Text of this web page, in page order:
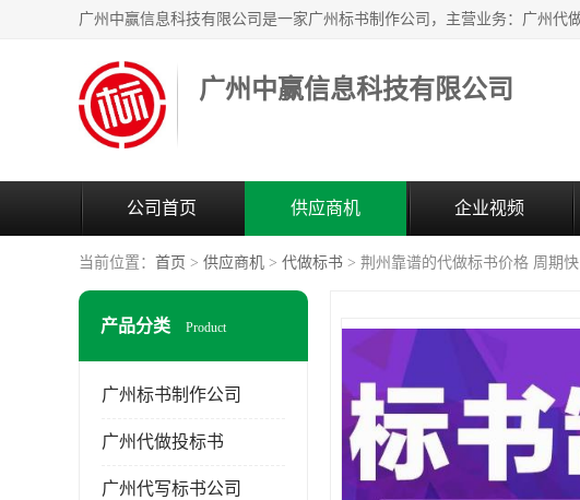
广州中赢信息科技有限公司
公司首页 供应商机 企业视频
当前位置： 首页 > 供应商机 > 代做标书 > 荆州靠谱的代做标书价格 周期快
产品分类 Product
广州标书制作公司
广州代做投标书
广州代写标书公司